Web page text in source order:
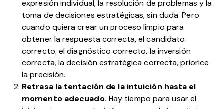
expresión individual, la resolución de problemas y la
toma de decisiones estratégicas, sin duda. Pero
cuando quiera crear un proceso limpio para
obtener la respuesta correcta, el candidato
correcto, el diagnóstico correcto, la inversión
correcta, la decisión estratégica correcta, priorice
la precisión.
Retrasa la tentación de la intuición hasta el
momento adecuado. Hay tiempo para usar el